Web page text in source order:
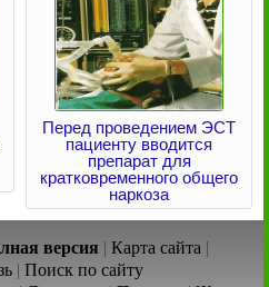
Перед проведением ЭСТ
пациенту вводится
препарат для
кратковременного общего
наркоза
версия | Карта сайта |
| Поиск по сайту